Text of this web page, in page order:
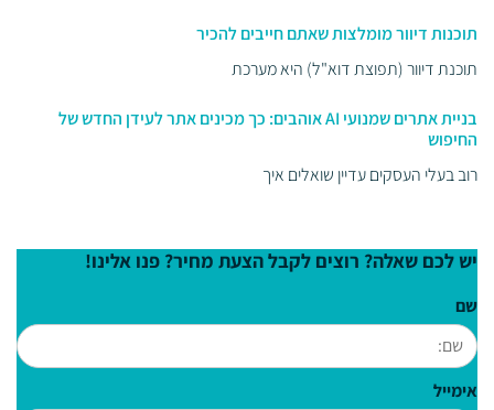
תוכנות דיוור מומלצות שאתם חייבים להכיר
תוכנת דיוור (תפוצת דוא"ל) היא מערכת
בניית אתרים שמנועי AI אוהבים: כך מכינים אתר לעידן החדש של
החיפוש
רוב בעלי העסקים עדיין שואלים איך
יש לכם שאלה? רוצים לקבל הצעת מחיר? פנו אלינו!
שם
אימייל